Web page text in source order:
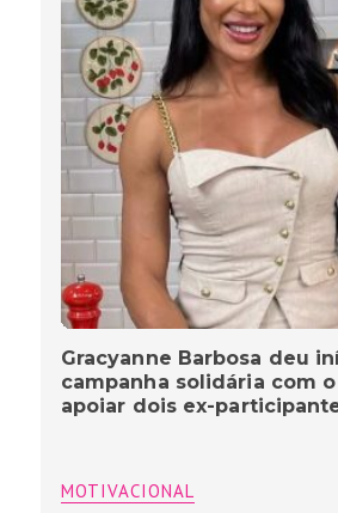
Gracyanne Barbosa deu
campanha solidária com
apoiar dois ex-
MOTIVACIONAL